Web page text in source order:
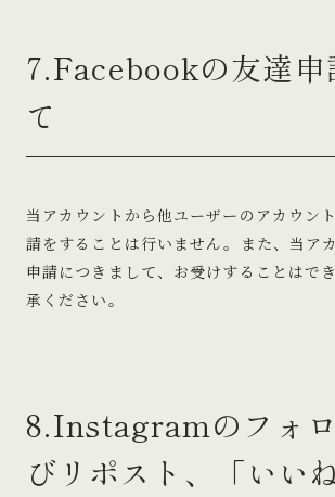
7.Facebookの友達申
て
当アカウントから他ユーザーのアカウン
請をすることは行いません。また、当ア
申請につきまして、お受けすることはで
承ください。
8.Instagramのフォ
びリポスト、「いい